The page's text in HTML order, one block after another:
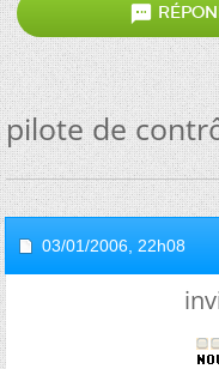

pilote de
03/01/2006, 22h08